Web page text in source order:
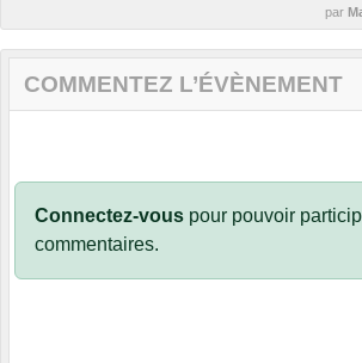
par
COMMENTEZ L’ÉVÈNEMENT
Connectez-vous pour pouvoir
commentaires.